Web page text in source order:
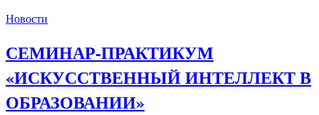
Новости
СЕМИНАР-ПРАКТИКУМ
«ИСКУССТВЕННЫЙ ИНТЕЛЛЕКТ В
ОБРАЗОВАНИИ»